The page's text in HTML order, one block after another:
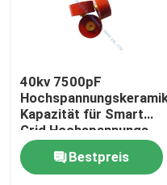
40kv 7500pF
Kapazität für Smart
Grid Hochspannungs-
Stromversorgung
Schweißgeräte
Bestpreis